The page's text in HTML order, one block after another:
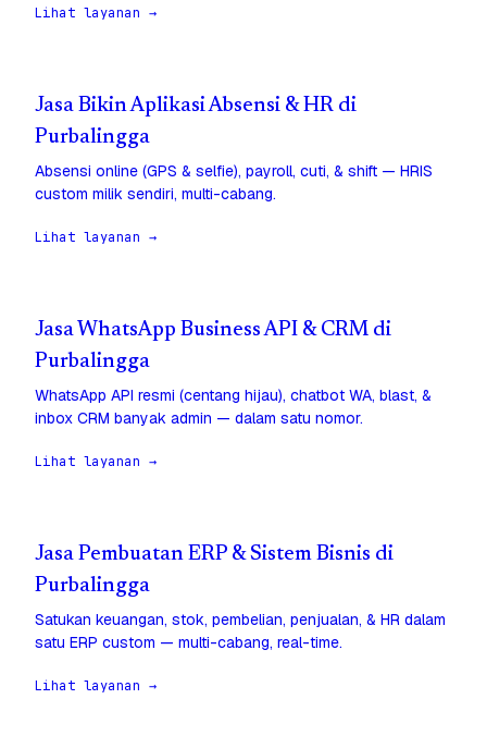
Lihat layanan →
Jasa Bikin Aplikasi Absensi & HR di
Purbalingga
Absensi online (GPS & selfie), payroll, cuti, & shift — HRIS
custom milik sendiri, multi-cabang.
Lihat layanan →
Jasa WhatsApp Business API & CRM di
Purbalingga
WhatsApp API resmi (centang hijau), chatbot WA, blast, &
inbox CRM banyak admin — dalam satu nomor.
Lihat layanan →
Jasa Pembuatan ERP & Sistem Bisnis di
Purbalingga
Satukan keuangan, stok, pembelian, penjualan, & HR dalam
satu ERP custom — multi-cabang, real-time.
Lihat layanan →